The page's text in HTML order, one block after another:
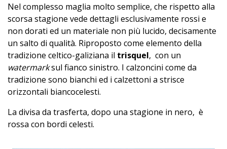
Nel complesso maglia molto semplice, che rispetto alla
scorsa stagione vede dettagli esclusivamente rossi e
non dorati ed un materiale non più lucido, decisamente
un salto di qualità. Riproposto come elemento della
tradizione celtico-galiziana il trisquel, con un
watermarksul fianco sinistro. I calzoncini come da
tradizione sono bianchi ed i calzettoni a strisce
orizzontali biancocelesti.
La divisa da trasferta, dopo una stagione in nero, è
rossa con bordi celesti.